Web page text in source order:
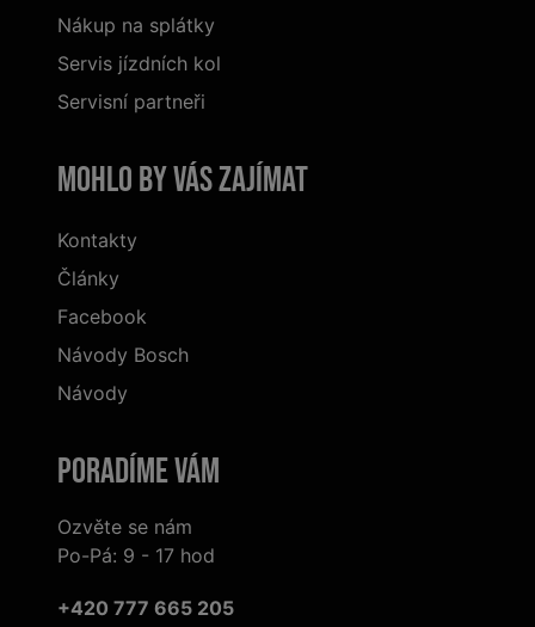
Nákup na splátky
Servis jízdních kol
Servisní partneři
Mohlo by vás zajímat
Kontakty
Články
Facebook
Návody Bosch
Návody
Poradíme Vám
Ozvěte se nám
Po-Pá: 9 - 17 hod
+420 777 665 205